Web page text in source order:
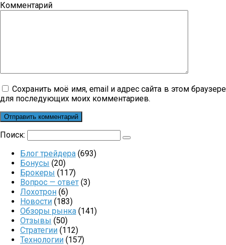
Комментарий
Сохранить моё имя, email и адрес сайта в этом браузере
для последующих моих комментариев.
Поиск:
Блог трейдера (693)
Бонусы (20)
Брокеры (117)
Вопрос — ответ (3)
Лохотрон (6)
Новости (183)
Обзоры рынка (141)
Отзывы (50)
Стратегии (112)
Технологии (157)